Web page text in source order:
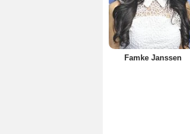
Famke Janssen